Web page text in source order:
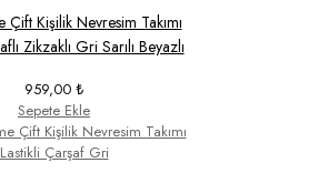
Kişilik Nevresim Takımı
Zikzaklı Gri Sarılı Beyazlı
959,00 ₺
Sepete Ekle